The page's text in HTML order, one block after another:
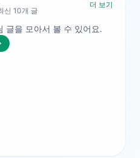
신 10개 글
더 보기
글을 모아서 볼 수 있어요.